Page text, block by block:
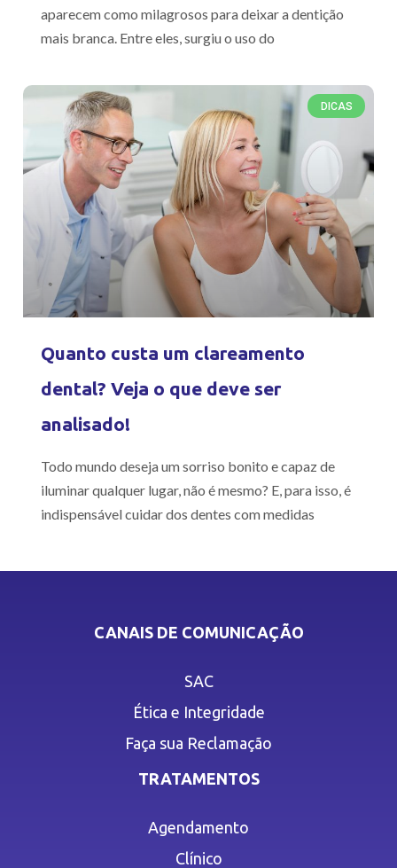
aparecem como milagrosos para deixar a dentição
mais branca. Entre eles, surgiu o uso do
DICAS
Quanto custa um clareamento
dental? Veja o que deve ser
analisado!
Todo mundo deseja um sorriso bonito e capaz de
iluminar qualquer lugar, não é mesmo? E, para isso, é
indispensável cuidar dos dentes com medidas
CANAIS DE COMUNICAÇÃO
SAC
Ética e Integridade
Faça sua Reclamação
TRATAMENTOS
Agendamento
Clínico